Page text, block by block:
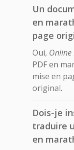
Un
en
page
Oui, Online
PDF en
mise en
original.
Dois-je
traduire
en